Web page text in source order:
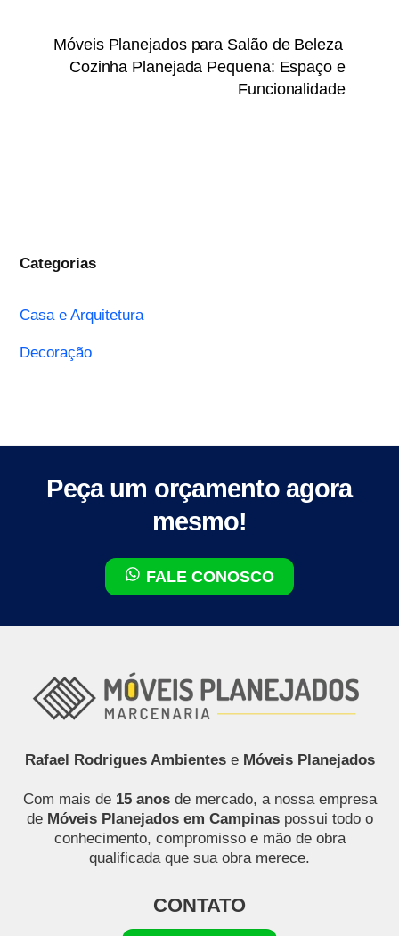
Móveis Planejados para Salão de Beleza
Cozinha Planejada Pequena: Espaço e
Funcionalidade
Categorias
Casa e Arquitetura
Decoração
Peça um orçamento agora
mesmo!
FALE CONOSCO
Rafael Rodrigues Ambientese Móveis Planejados
Com mais de 15 anosde mercado, a nossa empresa
de Móveis Planejados em Campinaspossui todo o
conhecimento, compromisso e mão de obra
qualificada que sua obra merece.
CONTATO